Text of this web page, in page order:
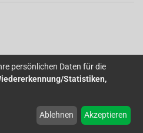
Stellung
leuchtend rot mit hellroter Basis
persönlichen Daten für die
Statistiken,
Ablehnen Akzeptieren